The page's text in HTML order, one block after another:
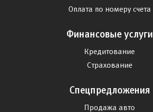
Оплата по номеру счета
Финансовые услуги
Кредитование
Страхование
Спецпредложения
Продажа авто